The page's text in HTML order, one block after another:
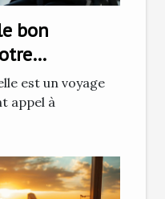
bon
est un voyage
appel à